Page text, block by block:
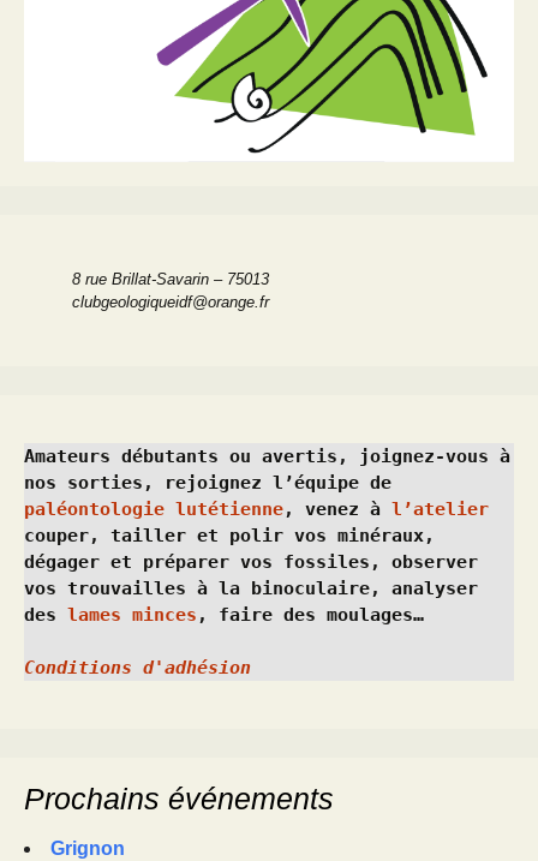
8 rue Brillat-Savarin – 75013
clubgeologiqueidf@orange.fr
Amateurs débutants ou avertis, joignez-vous à
paléontologie lutétienne, venez à l’atelier
couper, tailler et polir vos minéraux,
dégager et préparer vos fossiles, observer
vos trouvailles à la binoculaire, analyser
des lames minces , faire des moulages…
Conditions d'adhésion
Prochains événements
Grignon